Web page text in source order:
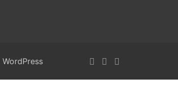
WordPress